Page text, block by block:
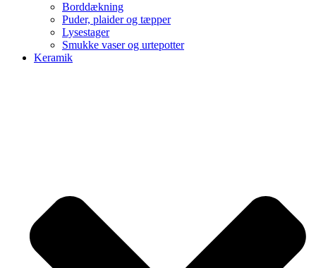
Borddækning
Puder, plaider og tæpper
Lysestager
Smukke vaser og urtepotter
Keramik